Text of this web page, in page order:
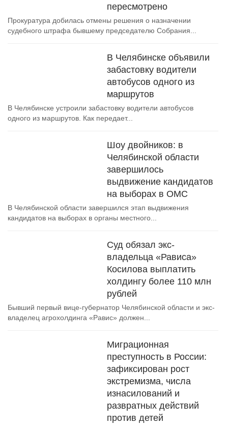
пересмотрено
Прокуратура добилась отмены решения о назначении
судебного штрафа бывшему председателю Собрания...
В Челябинске объявили
забастовку водители
автобусов одного из
маршрутов
В Челябинске устроили забастовку водители автобусов
одного из маршрутов. Как передает...
Шоу двойников: в
Челябинской области
завершилось
выдвижение кандидатов
на выборах в ОМС
В Челябинской области завершился этап выдвижения
кандидатов на выборах в органы местного...
Суд обязал экс-
владельца «Рависа»
Косилова выплатить
холдингу более 110 млн
рублей
Бывший первый вице-губернатор Челябинской области и экс-
владелец агрохолдинга «Равис» должен...
Миграционная
преступность в России:
зафиксирован рост
экстремизма, числа
изнасилований и
развратных действий
против детей